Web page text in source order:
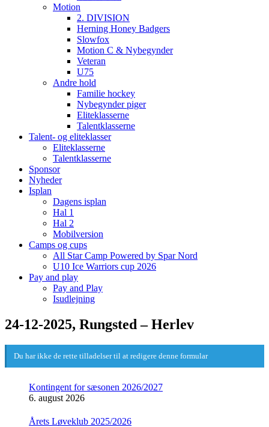
Motion
2. DIVISION
Herning Honey Badgers
Slowfox
Motion C & Nybegynder
Veteran
U75
Andre hold
Familie hockey
Nybegynder piger
Eliteklasserne
Talentklasserne
Talent- og eliteklasser
Eliteklasserne
Talentklasserne
Sponsor
Nyheder
Isplan
Dagens isplan
Hal 1
Hal 2
Mobilversion
Camps og cups
All Star Camp Powered by Spar Nord
U10 Ice Warriors cup 2026
Pay and play
Pay and Play
Isudlejning
24-12-2025, Rungsted – Herlev
Du har ikke de rette tilladelser til at redigere denne formular
Kontingent for sæsonen 2026/2027
6. august 2026
Årets Løveklub 2025/2026